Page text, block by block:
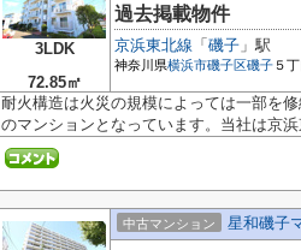
3LDK
72.85㎡
過去掲載物件
京浜東北線 「 磯子 」駅
神奈川県横浜市磯子区磯子 ５丁
耐火構造は火災の規模によっては一部を
のマンションとなっています。当社は京
中古マンション 星和磯子